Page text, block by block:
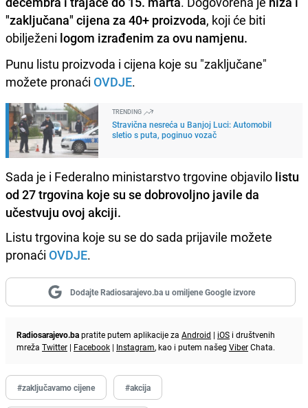
"zaključana" cijena za 40+ proizvoda, koji će biti
obilježeni logom izrađenim za ovu namjenu.
Punu listu proizvoda i cijena koje su "zaključane"
možete pronaći OVDJE.
TRENDING
Stravična nesreća u Banjoj Luci: Automobil
sletio s puta, poginuo vozač
Sada je i Federalno ministarstvo trgovine objavilo listu
od 27 trgovina koje su se dobrovoljno javile da
učestvuju ovoj akciji.
Listu trgovina koje su se do sada prijavile možete
pronaći OVDJE.
Dodajte Radiosarajevo.ba u omiljene Google izvore
Radiosarajevo.bapratite putem aplikacije za Android | iOS i društvenih
mreža Twitter | Facebook | Instagram, kao i putem našeg ViberChata.
#zaključavamo cijene #akcija